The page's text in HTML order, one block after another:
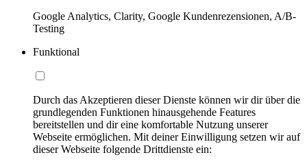
Google Analytics, Clarity, Google Kundenrezensionen, A/B-
Testing
Funktional
Durch das Akzeptieren dieser Dienste können wir dir über die
grundlegenden Funktionen hinausgehende Features
bereitstellen und dir eine komfortable Nutzung unserer
Webseite ermöglichen. Mit deiner Einwilligung setzen wir auf
dieser Webseite folgende Drittdienste ein: